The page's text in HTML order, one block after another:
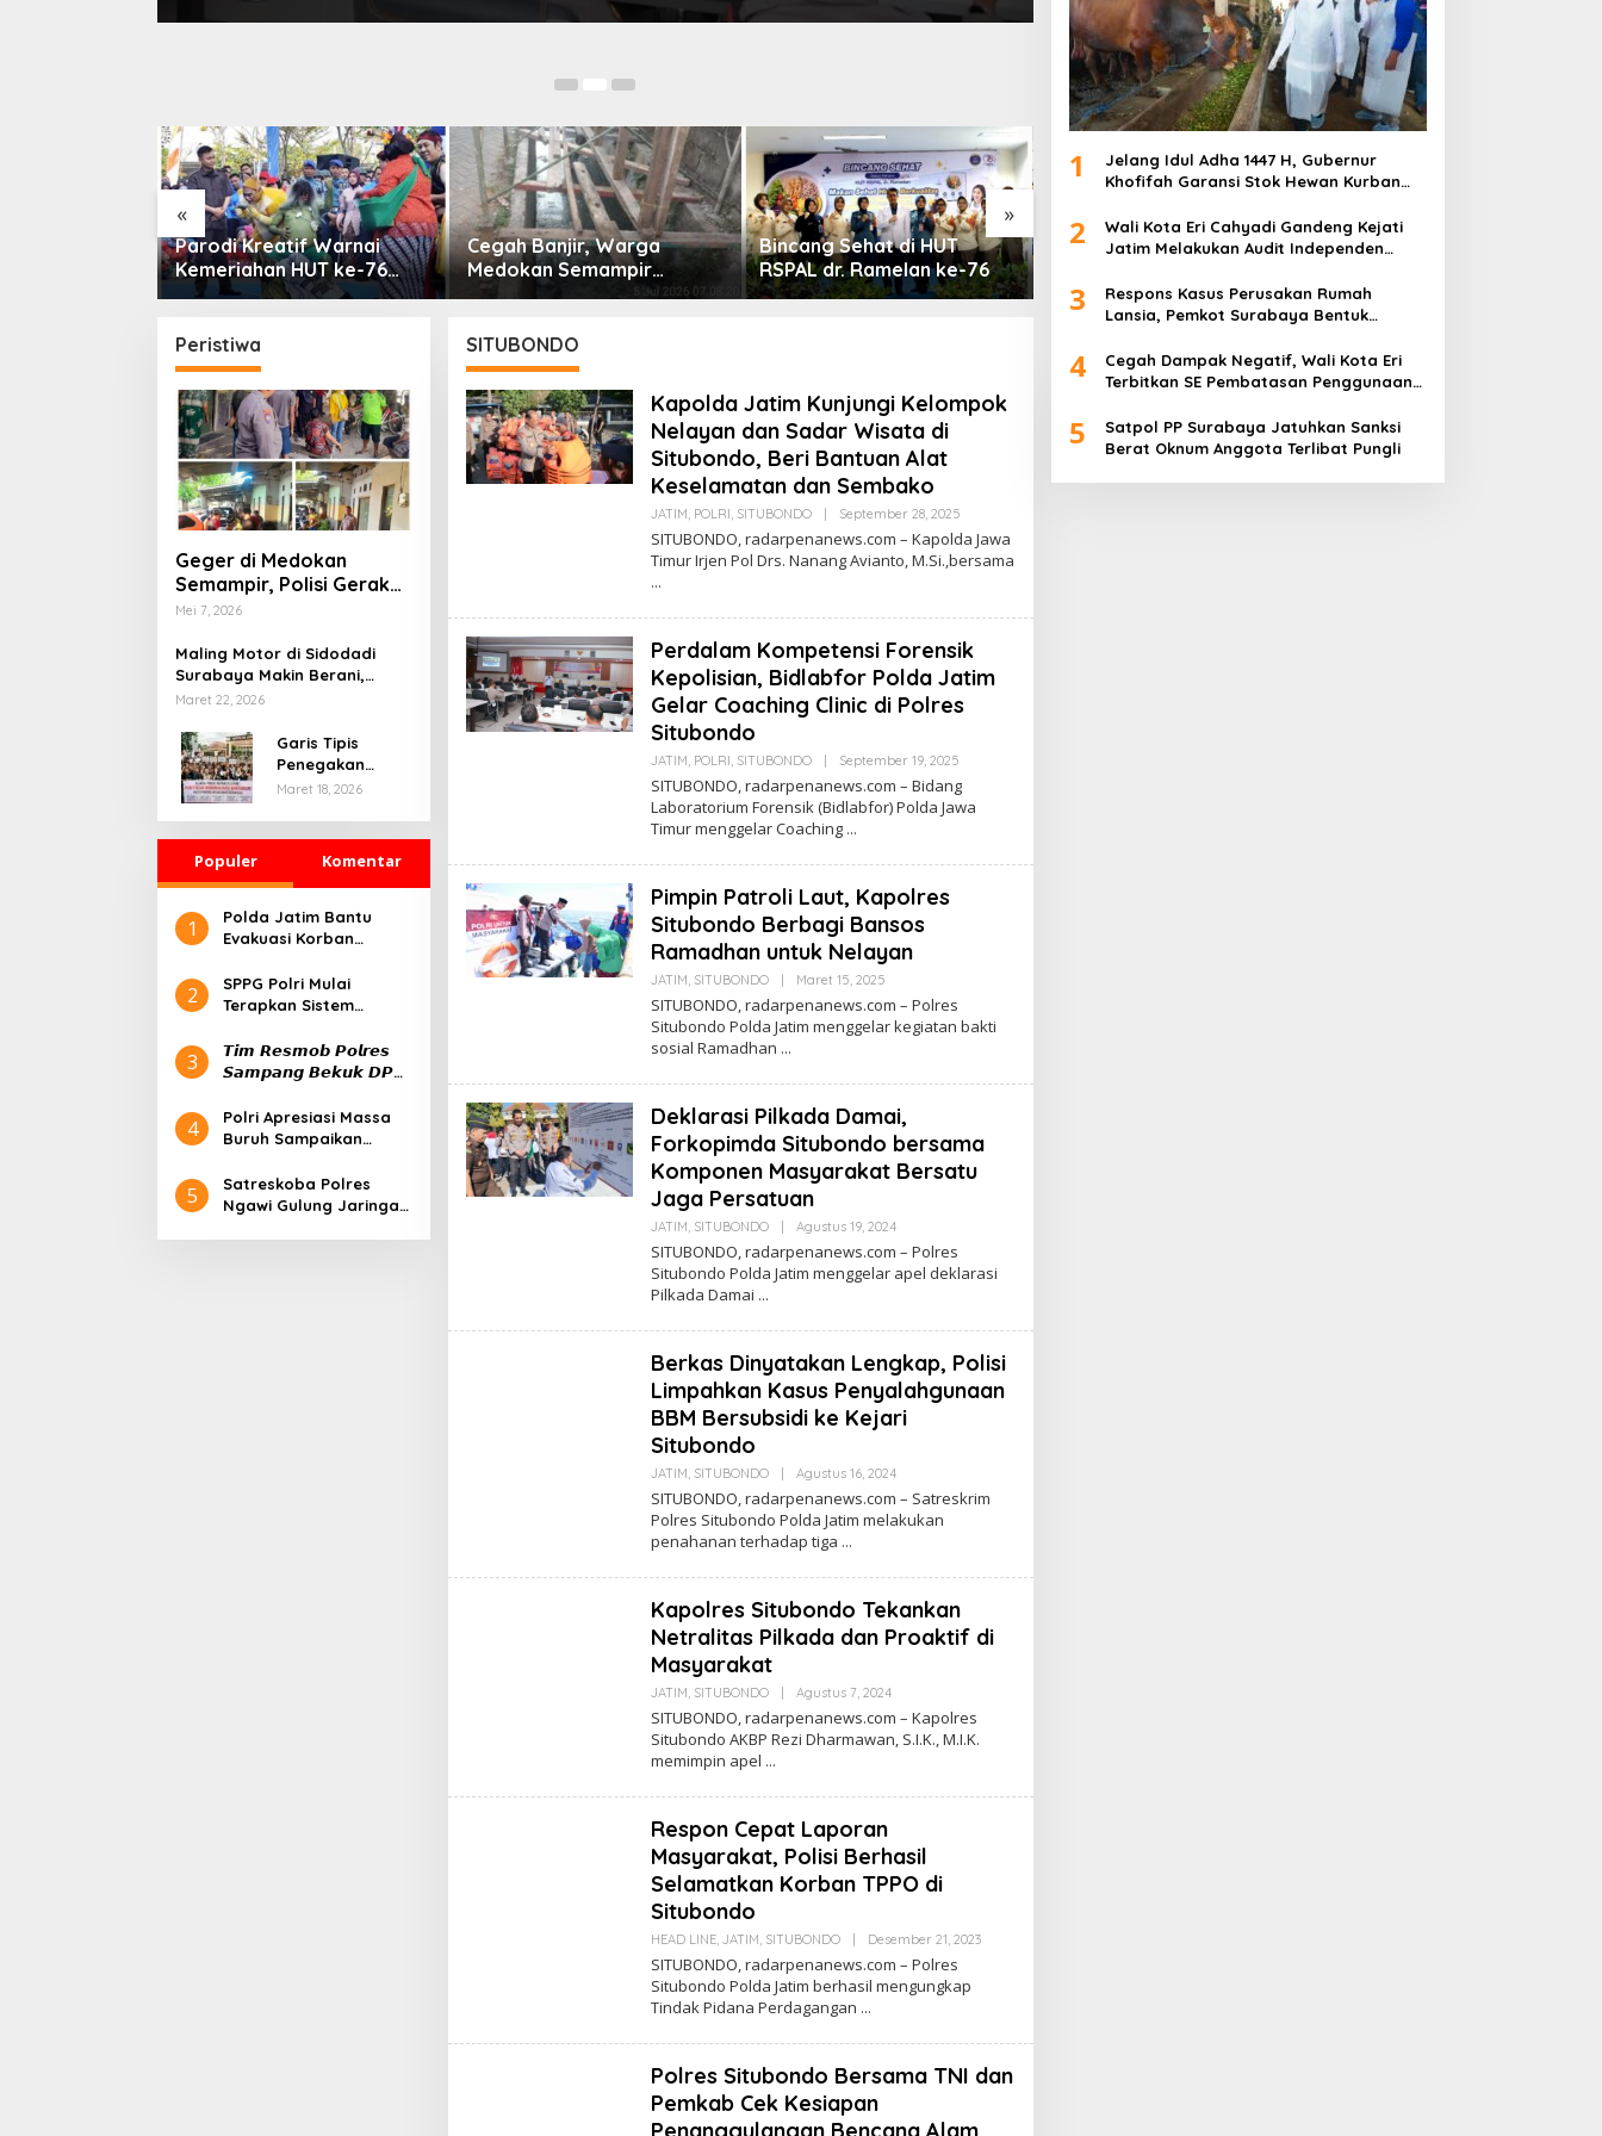
Maret 15, 2025
« »
Parodi Kreatif Warnai
Kemeriahan HUT ke-76
RSPAL dr. Ramelan
Cegah Banjir, Warga
Medokan Semampir
Harapkan Pengerukan
Bincang Sehat di HUT
RSPAL dr. Ramelan ke-76
Fakta atau Fitnah Dua Polis
Kesehatan?
Target Sapu Bersih, FKS3M
KSM Surabaya
Peristiwa
Geger di Medokan
Semampir, Polisi Gerak
Cepat Sterilisasi TKP
Mei 7, 2026
Maling Motor di Sidodadi
Surabaya Makin Berani,
Rekaman CCTV Seolah Tak
Maret 22, 2026
Garis Tipis
Penegakan
Hukum dan
Maret 18, 2026
Populer Komentar
1
Polda Jatim Bantu
Evakuasi Korban
Pesantren Al-Khoziny
2
SPPG Polri Mulai
Terapkan Sistem
Pejaten
3
𝙏𝙞𝙢 𝙍𝙚𝙨𝙢𝙤𝙗 𝙋𝙤𝙡𝙧𝙚𝙨
𝙎𝙖𝙢𝙥𝙖𝙣𝙜 𝘽𝙚𝙠𝙪𝙠 𝘿𝙋𝙊
𝙙𝙞 𝙆𝙚𝙩𝙖𝙥𝙖𝙣𝙜
4
Polri Apresiasi Massa
Buruh Sampaikan
Peringatan May Day
5
Satreskoba Polres
Ngawi Gulung Jaringan
SITUBONDO
Kapolda Jatim Kunjungi Kelompok
Nelayan dan Sadar Wisata di
Situbondo, Beri Bantuan Alat
Keselamatan dan Sembako
JATIM, POLRI, SITUBONDO September 28, 2025
L
E
H
D
K
I
SITUBONDO, radarpenanews.com – Kapolda Jawa
Timur Irjen Pol Drs. Nanang Avianto, M.Si.,bersama
Perdalam Kompetensi Forensik
Kepolisian, Bidlabfor Polda Jatim
Gelar Coaching Clinic di Polres
Situbondo
JATIM, POLRI, SITUBONDO September 19, 2025
E
H
D
SITUBONDO, radarpenanews.com – Bidang
Laboratorium Forensik (Bidlabfor) Polda Jawa
Timur menggelar Coaching
Pimpin Patroli Laut, Kapolres
Situbondo Berbagi Bansos
Ramadhan untuk Nelayan
JATIM, SITUBONDO Maret 15, 2025
E
H
D
K
I
SITUBONDO, radarpenanews.com – Polres
Situbondo Polda Jatim menggelar kegiatan bakti
sosial Ramadhan
Deklarasi Pilkada Damai,
Forkopimda Situbondo bersama
Komponen Masyarakat Bersatu
Jaga Persatuan
JATIM, SITUBONDO Agustus 19, 2024O
H
D
K
S
I
SITUBONDO, radarpenanews.com – Polres
Situbondo Polda Jatim menggelar apel deklarasi
Pilkada Damai
Berkas Dinyatakan Lengkap, Polisi
Limpahkan Kasus Penyalahgunaan
BBM Bersubsidi ke Kejari
Situbondo
JATIM, SITUBONDO Agustus 16, 2024O
H
D
K
I
SITUBONDO, radarpenanews.com – Satreskrim
Polres Situbondo Polda Jatim melakukan
penahanan terhadap tiga
Kapolres Situbondo Tekankan
Netralitas Pilkada dan Proaktif di
Masyarakat
JATIM, SITUBONDO Agustus 7, 2024O
E
H
D
I
SITUBONDO, radarpenanews.com – Kapolres
Situbondo AKBP Rezi Dharmawan, S.I.K., M.I.K.
memimpin apel
Respon Cepat Laporan
Masyarakat, Polisi Berhasil
Selamatkan Korban TPPO di
Situbondo
HEAD LINE, JATIM, SITUBONDO Desember 21, 2023O
D
K
SITUBONDO, radarpenanews.com – Polres
Situbondo Polda Jatim berhasil mengungkap
Tindak Pidana Perdagangan
Polres Situbondo Bersama TNI dan
Pemkab Cek Kesiapan
1
Jelang Idul Adha 1447 H, Gubernur
Khofifah Garansi Stok Hewan Kurban
2
Wali Kota Eri Cahyadi Gandeng Kejati
Jatim Melakukan Audit Independen
3
Respons Kasus Perusakan Rumah
Lansia, Pemkot Surabaya Bentuk
4
Cegah Dampak Negatif, Wali Kota Eri
Terbitkan SE Pembatasan Penggunaan
5
Satpol PP Surabaya Jatuhkan Sanksi
Berat Oknum Anggota Terlibat Pungli